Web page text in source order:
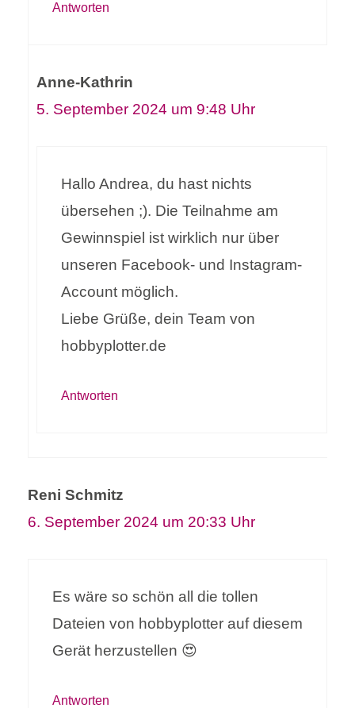
Antworten
Anne-Kathrin
5. September 2024 um 9:48 Uhr
Hallo Andrea, du hast nichts
übersehen ;). Die Teilnahme am
Gewinnspiel ist wirklich nur über
unseren Facebook- und Instagram-
Account möglich.
Liebe Grüße, dein Team von
hobbyplotter.de
Antworten
Reni Schmitz
6. September 2024 um 20:33 Uhr
Es wäre so schön all die tollen
Dateien von hobbyplotter auf diesem
Gerät herzustellen 😍
Antworten